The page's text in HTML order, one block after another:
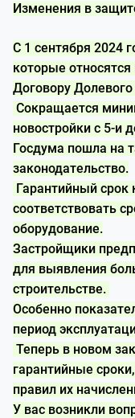
Изменения в
С 1 сентября 2024
которые
Договору Долевого
Сокращается
новостройки с 5-и
Госдума пошла на
законодательство.
Гарантийный срок
соответствовать
оборудование.
Застройщики
для выявления
строительстве.
Особенно
период
Теперь в новом
гарантийные
правил их
У вас возникли